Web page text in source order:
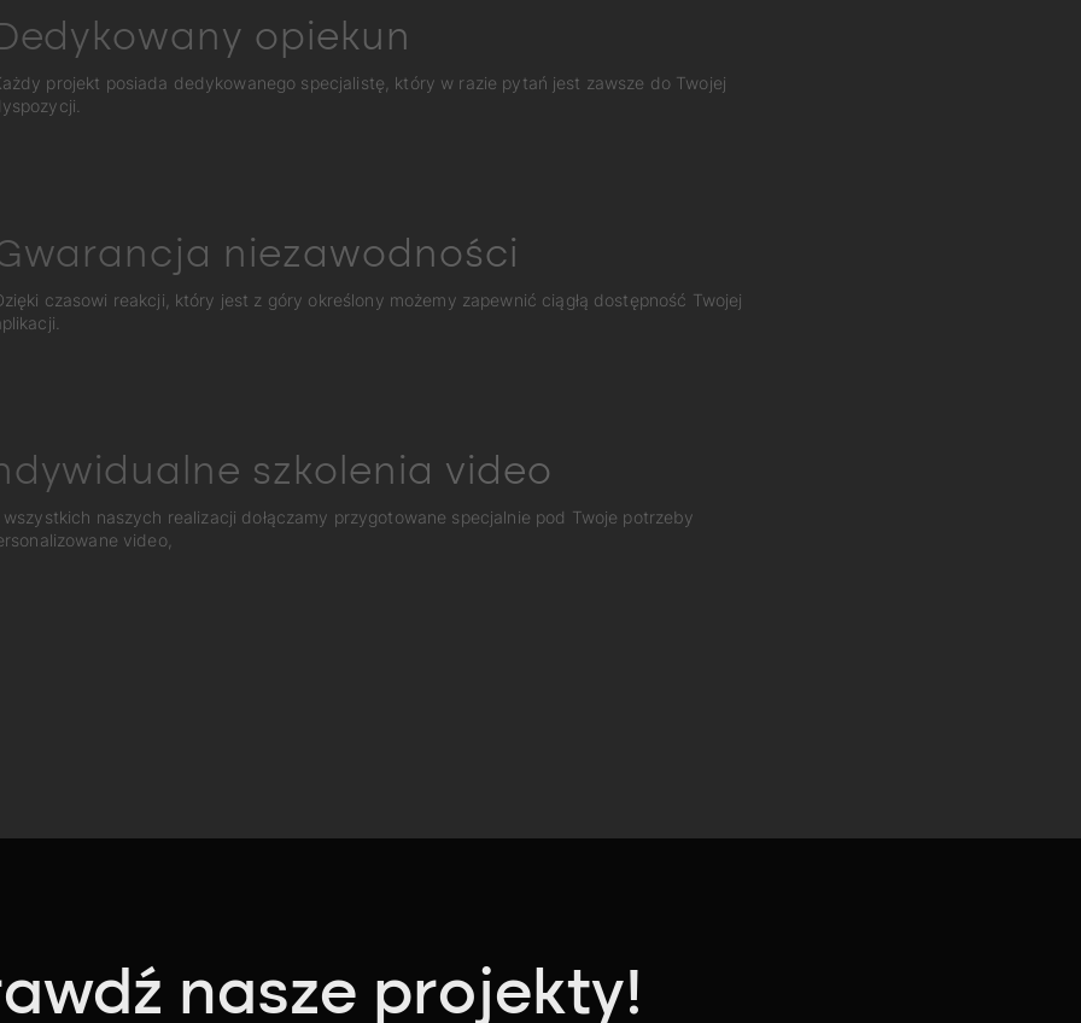
opiekun
projekt posiada dedykowanego specjalistę, który w razie pytań jest zawsze do Twojej
niezawodności
czasowi reakcji, który jest z góry określony możemy zapewnić ciągłą dostępność Twojej
szkolenia video
wszystkich naszych realizacji dołączamy przygotowane specjalnie pod Twoje potrzeby
video,
nasze projekty!